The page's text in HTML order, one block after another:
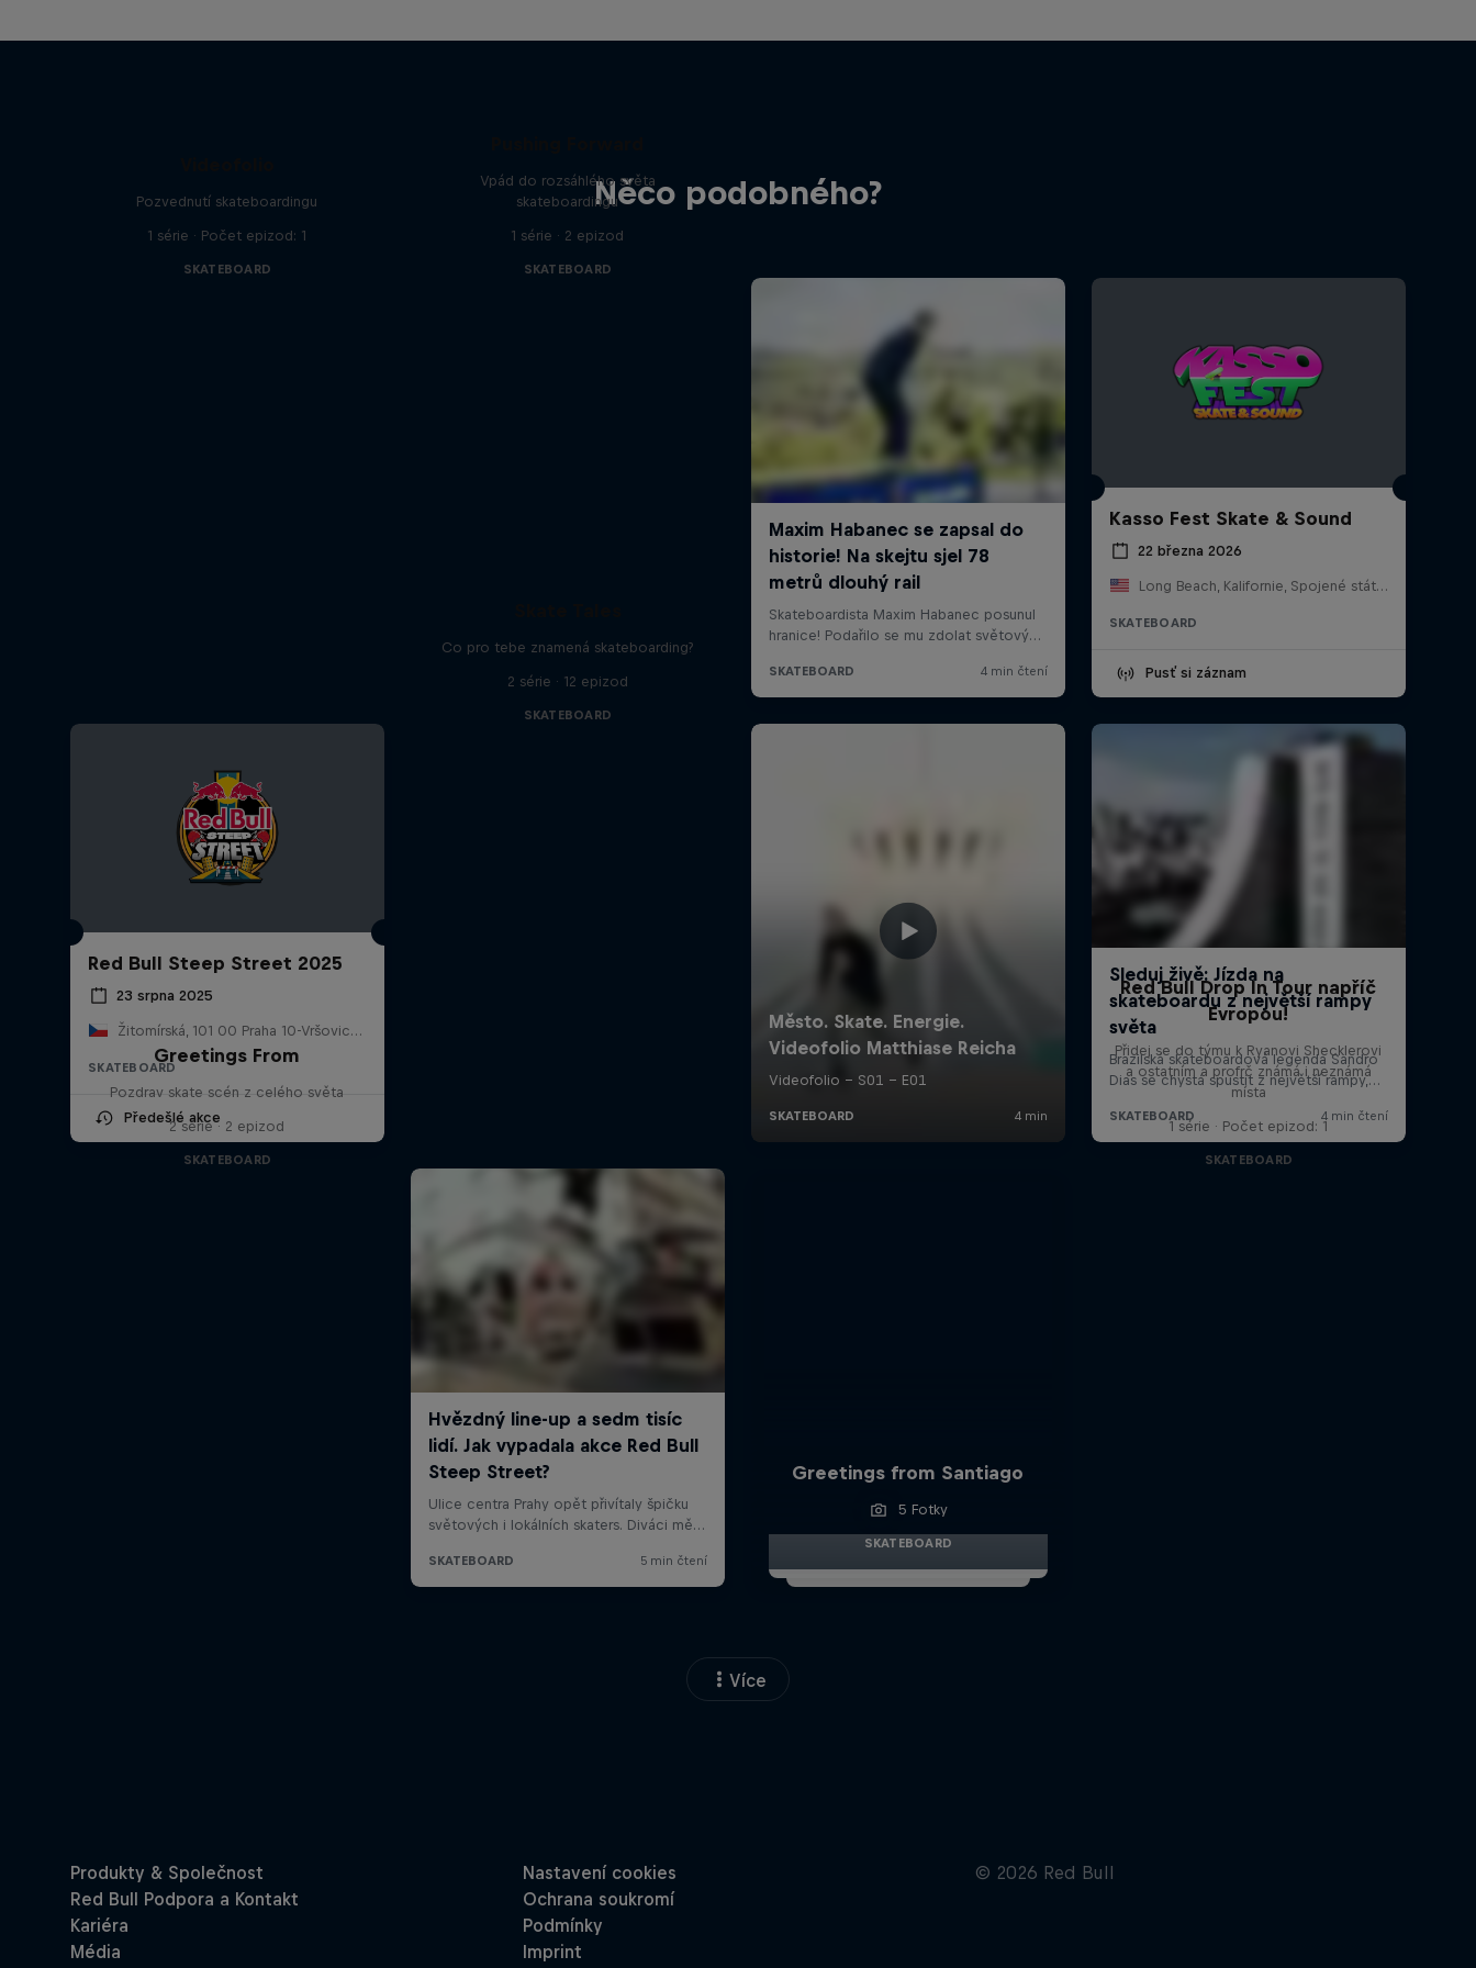
Něco podobného?
Pozvednutí skateboardingu
1 série · Počet epizod: 1
SKATEBOARD
Vpád do rozsáhlého světa
skateboardingu
1 série · 2 epizod
SKATEBOARD
Kasso Fest Skate & Sound
22 března 2026
Long Beach, Kalifornie, Spojené státy americké
SKATEBOARD
Pusť si záznam
Red Bull Steep Street 2025
23 srpna 2025
Žitomírská, 101 00 Praha 10-Vršovice, Česko, Česko
SKATEBOARD
Předešlé akce
Co pro tebe znamená skateboarding?
2 série · 12 epizod
SKATEBOARD
Greetings From
Pozdrav skate scén z celého světa
2 série · 2 epizod
SKATEBOARD
Greetings from Santiago
5 Fotky
SKATEBOARD
Red Bull Drop In Tour napříč
Evropou!
Přidej se do týmu k Ryanovi Shecklerovi
a ostatním a profrč známá i neznámá
místa
1 série · Počet epizod: 1
SKATEBOARD
Více